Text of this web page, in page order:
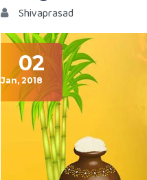
02
Jan, 2018
Shivaprasad